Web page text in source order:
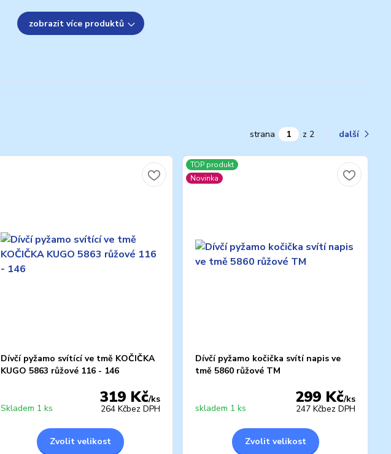
zobrazit více produktů
strana z 2 další
Dívčí pyžamo svítící ve tmě KOČIČKA
KUGO 5863 růžové 116 - 146
319 Kč/ks
264 Kčbez DPH
Skladem 1 ks
Zvolit velikost
TOP produkt
Novinka
Dívčí pyžamo kočička svítí napis ve
tmě 5860 růžové TM
299 Kč/ks
247 Kčbez DPH
skladem 1 ks
Zvolit velikost